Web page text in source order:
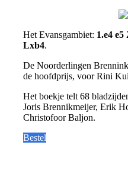
Het Evansgambiet: 1.e4
Lxb4.
De Noorderlingen
de hoofdprijs, voor Rini
Het boekje telt 68
Joris Brennikmeijer, Erik
Christofoor Baljon.
Bestel